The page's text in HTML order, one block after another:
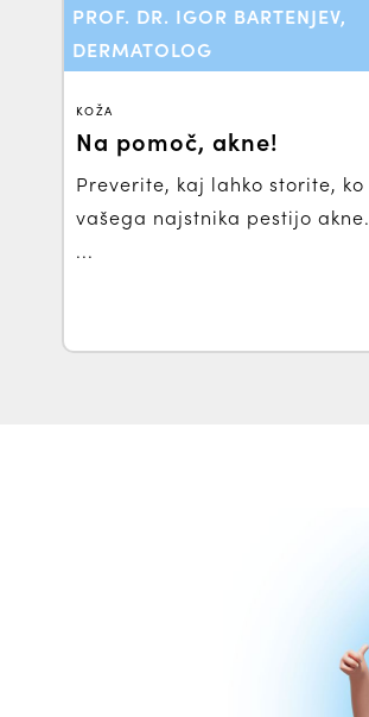
PROF. DR. IGOR BARTENJEV,
DERMATOLOG
KOŽA
Na pomoč, akne!
Preverite, kaj lahko storite, ko
vašega najstnika pestijo akne.
...